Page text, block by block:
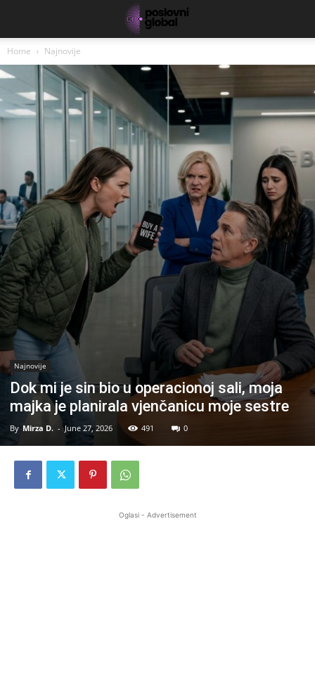
Home Najnovije
Najnovije
Dok mi je sin bio u operacionoj sali, moja
majka je planirala vjenčanicu moje sestre
By Mirza D. - June 27, 2026 491 0
Oglasi - Advertisement